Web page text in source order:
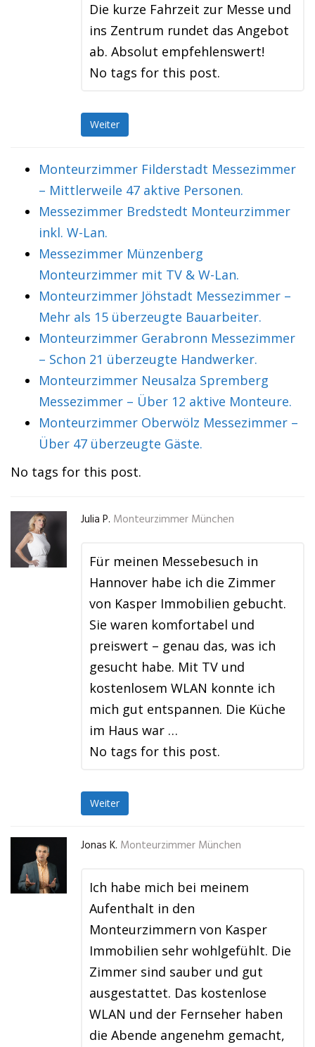
Die kurze Fahrzeit zur Messe und
ins Zentrum rundet das Angebot
ab. Absolut empfehlenswert!
No tags for this post.
Weiter
Monteurzimmer Filderstadt Messezimmer
– Mittlerweile 47 aktive Personen.
Messezimmer Bredstedt Monteurzimmer
inkl. W-Lan.
Messezimmer Münzenberg
Monteurzimmer mit TV & W-Lan.
Monteurzimmer Jöhstadt Messezimmer –
Mehr als 15 überzeugte Bauarbeiter.
Monteurzimmer Gerabronn Messezimmer
– Schon 21 überzeugte Handwerker.
Monteurzimmer Neusalza Spremberg
Messezimmer – Über 12 aktive Monteure.
Monteurzimmer Oberwölz Messezimmer –
Über 47 überzeugte Gäste.
No tags for this post.
Julia P. Monteurzimmer München
Für meinen Messebesuch in
Hannover habe ich die Zimmer
von Kasper Immobilien gebucht.
Sie waren komfortabel und
preiswert – genau das, was ich
gesucht habe. Mit TV und
kostenlosem WLAN konnte ich
mich gut entspannen. Die Küche
im Haus war …
No tags for this post.
Weiter
Jonas K. Monteurzimmer München
Ich habe mich bei meinem
Aufenthalt in den
Monteurzimmern von Kasper
Immobilien sehr wohlgefühlt. Die
Zimmer sind sauber und gut
ausgestattet. Das kostenlose
WLAN und der Fernseher haben
die Abende angenehm gemacht,